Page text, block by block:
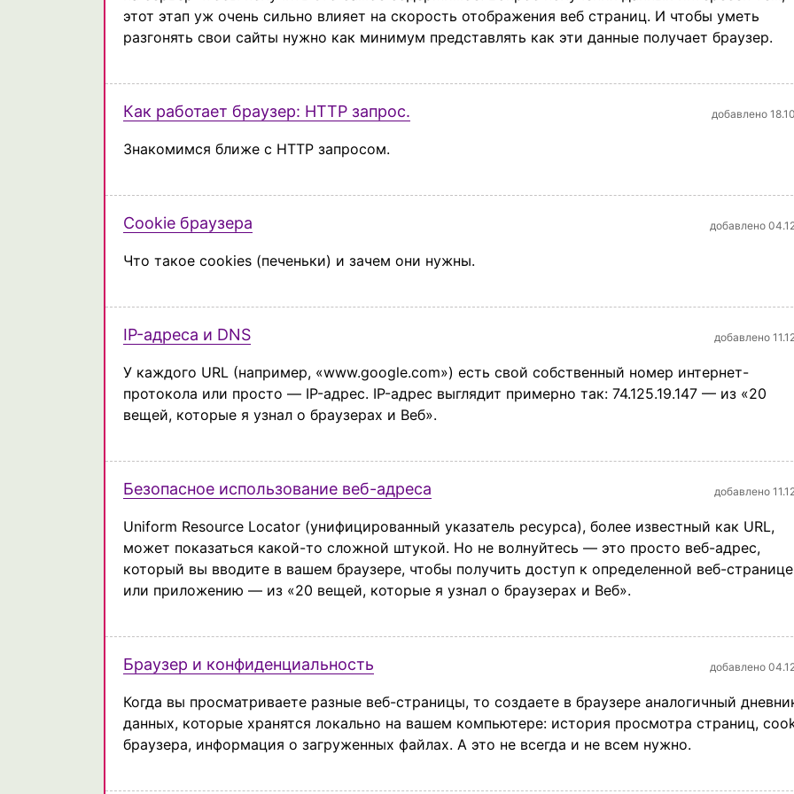
этот этап уж очень сильно влияет на скорость отображения веб страниц. И чтобы уметь
разгонять свои сайты нужно как минимум представлять как эти данные получает браузер.
Как работает браузер: HTTP запрос. добавлено
Знакомимся ближе c HTTP запросом.
Cookie браузера добавлено
Что такое cookies (печеньки) и зачем они нужны.
IP-адреса и DNS добавлено
У каждого URL (например, «www.google.com») есть свой собственный номер интернет-
протокола или просто — IP-адрес. IP-адрес выглядит примерно так: 74.125.19.147 — из «20
вещей, которые я узнал о браузерах и Веб».
Безопасное использование веб-адреса добавлено
Uniform Resource Locator (унифицированный указатель ресурса), более известный как URL,
может показаться какой-то сложной штукой. Но не волнуйтесь — это просто веб-адрес,
который вы вводите в вашем браузере, чтобы получить доступ к определенной веб-странице
или приложению — из «20 вещей, которые я узнал о браузерах и Веб».
Браузер и конфиденциальность добавлено
Когда вы просматриваете разные веб-страницы, то создаете в браузере аналогичный
данных, которые хранятся локально на вашем компьютере: история просмотра страниц,
браузера, информация о загруженных файлах. А это не всегда и не всем нужно.